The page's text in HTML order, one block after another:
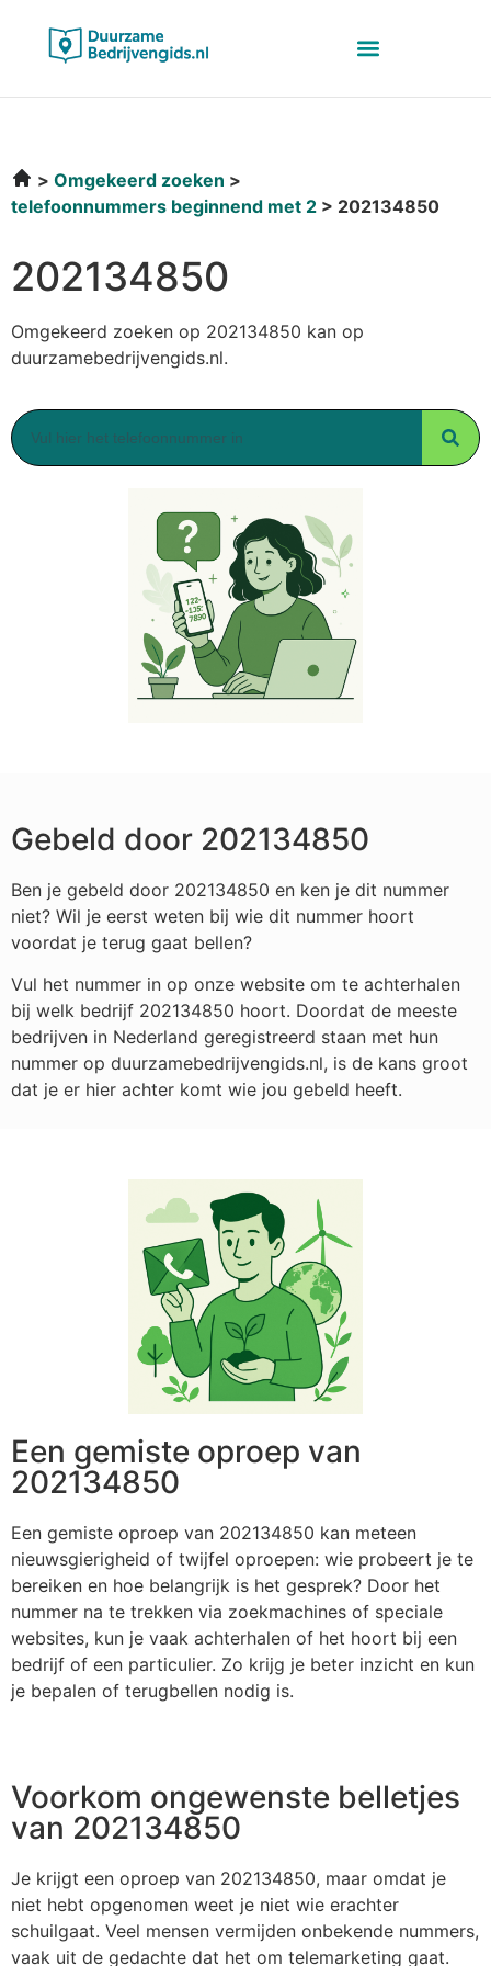
Omgekeerd zoeken
telefoonnummers beginnend met 2
202134850
202134850
Omgekeerd zoeken op 202134850 kan op
duurzamebedrijvengids.nl.
Gebeld door 202134850
Ben je gebeld door 202134850 en ken je dit nummer
niet? Wil je eerst weten bij wie dit nummer hoort
voordat je terug gaat bellen?
Vul het nummer in op onze website om te achterhalen
bij welk bedrijf 202134850 hoort. Doordat de meeste
bedrijven in Nederland geregistreerd staan met hun
nummer op duurzamebedrijvengids.nl, is de kans groot
dat je er hier achter komt wie jou gebeld heeft.
Een gemiste oproep van
202134850
Een gemiste oproep van 202134850 kan meteen
nieuwsgierigheid of twijfel oproepen: wie probeert je te
bereiken en hoe belangrijk is het gesprek? Door het
nummer na te trekken via zoekmachines of speciale
websites, kun je vaak achterhalen of het hoort bij een
bedrijf of een particulier. Zo krijg je beter inzicht en kun
je bepalen of terugbellen nodig is.
Voorkom ongewenste belletjes
van 202134850
Je krijgt een oproep van 202134850, maar omdat je
niet hebt opgenomen weet je niet wie erachter
schuilgaat. Veel mensen vermijden onbekende nummers,
vaak uit de gedachte dat het om telemarketing gaat.